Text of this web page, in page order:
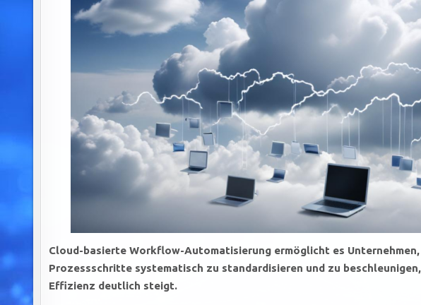
Cloud-basierte Workflow-Automatisierung ermöglicht es
Prozessschritte systematisch zu standardisieren und zu
Effizienz deutlich steigt.